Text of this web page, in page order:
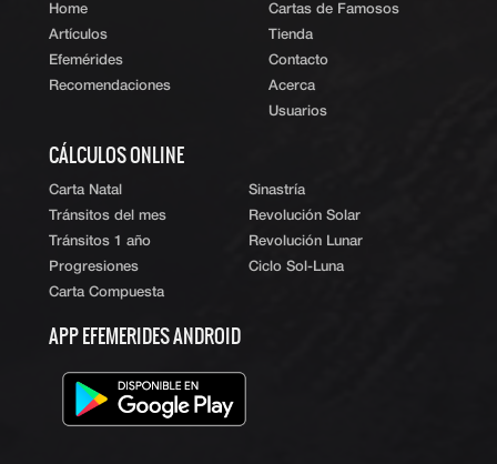
Home
Artículos
Efemérides
Recomendaciones
Cartas de Famosos
Tienda
Contacto
Acerca
Usuarios
CÁLCULOS ONLINE
Carta Natal
Tránsitos del mes
Tránsitos 1 año
Progresiones
Carta Compuesta
Sinastría
Revolución Solar
Revolución Lunar
Ciclo Sol-Luna
APP EFEMERIDES ANDROID